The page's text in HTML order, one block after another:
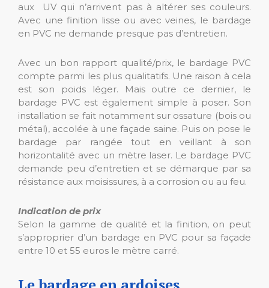
aux UV qui n’arrivent pas à altérer ses couleurs.
Avec une finition lisse ou avec veines, le bardage
en PVC ne demande presque pas d’entretien.
Avec un bon rapport qualité/prix, le bardage PVC
compte parmi les plus qualitatifs. Une raison à cela
est son poids léger. Mais outre ce dernier, le
bardage PVC est également simple à poser. Son
installation se fait notamment sur ossature (bois ou
métal), accolée à une façade saine. Puis on pose le
bardage par rangée tout en veillant à son
horizontalité avec un mètre laser. Le bardage PVC
demande peu d’entretien et se démarque par sa
résistance aux moisissures, à a corrosion ou au feu.
Indication de prix
Selon la gamme de qualité et la finition, on peut
s’approprier d’un bardage en PVC pour sa façade
entre 10 et 55 euros le mètre carré.